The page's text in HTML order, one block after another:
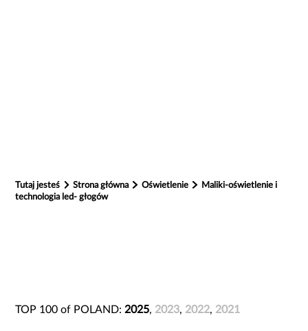
Tutaj jesteś Strona główna Oświetlenie
Maliki-oświetlenie i
technologia led- głogów
TOP 100 of POLAND: 2025, 2023, 2022, 2021